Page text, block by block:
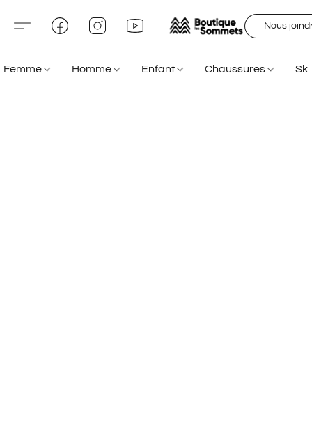
Nous
Femme Homme Enfant Chaussures